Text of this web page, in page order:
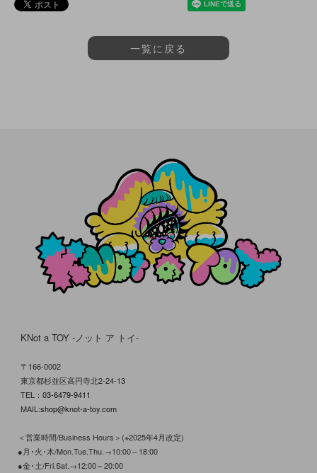
一覧に戻る
KNot a TOY -ノット ア トイ-
〒166-0002
東京都杉並区高円寺北2-24-13
TEL： 03-6479-9411
MAIL:shop@knot-a-toy.com
＜営業時間/Business Hours＞(※2025年4月改定)
●月･火･木/Mon.Tue.Thu.→10:00～18:00
●金･土/Fri.Sat.→12:00～20:00